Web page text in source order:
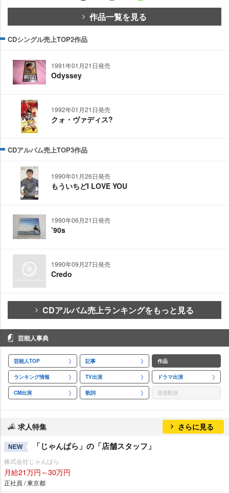
作品一覧を見る
CDシングル売上TOP2作品
1991年01月21日発売
Odyssey
1992年01月21日発売
クォ・ヴァディス?
CDアルバム売上TOP3作品
1990年01月26日発売
もういちどI LOVE YOU
1990年06月21日発売
’90s
1990年09月27日発売
Credo
CDアルバム売上ランキングをもっと見る
芸能人事典
芸能人TOP 記事 作品
ランキング情報 TV出演 ドラマ出演
CM出演 歌詞 音楽配信
求人特集 さらに見る
NEW 「じゃんぱら」の「店舗スタッフ」
株式会社じゃんぱら
月給21万円～30万円
正社員 / 東京都